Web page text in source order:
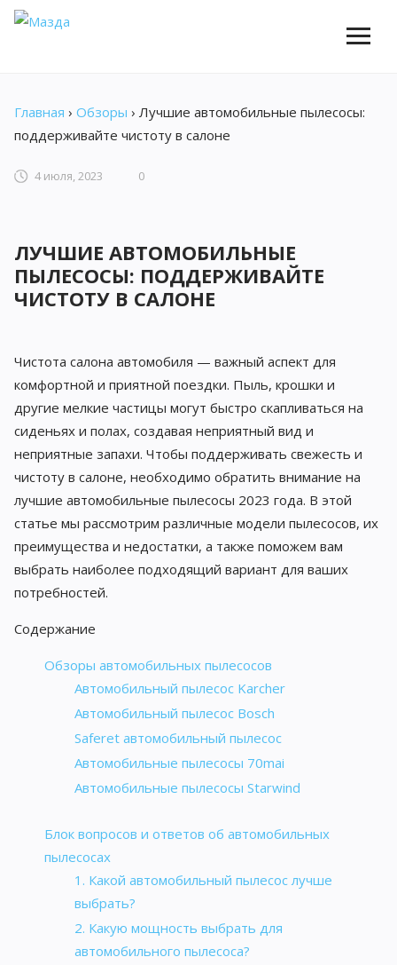
Главная › Обзоры › Лучшие автомобильные пылесосы:
поддерживайте чистоту в салоне
4 июля, 2023 0
ЛУЧШИЕ АВТОМОБИЛЬНЫЕ
ПЫЛЕСОСЫ: ПОДДЕРЖИВАЙТЕ
ЧИСТОТУ В САЛОНЕ
Чистота салона автомобиля — важный аспект для
комфортной и приятной поездки. Пыль, крошки и
другие мелкие частицы могут быстро скапливаться на
сиденьях и полах, создавая неприятный вид и
неприятные запахи. Чтобы поддерживать свежесть и
чистоту в салоне, необходимо обратить внимание на
лучшие автомобильные пылесосы 2023 года. В этой
статье мы рассмотрим различные модели пылесосов, их
преимущества и недостатки, а также поможем вам
выбрать наиболее подходящий вариант для ваших
потребностей.
Содержание
Обзоры автомобильных пылесосов
Автомобильный пылесос Karcher
Автомобильный пылесос Bosch
Saferet автомобильный пылесос
Автомобильные пылесосы 70mai
Автомобильные пылесосы Starwind
Блок вопросов и ответов об автомобильных
пылесосах
1. Какой автомобильный пылесос лучше
выбрать?
2. Какую мощность выбрать для
автомобильного пылесоса?